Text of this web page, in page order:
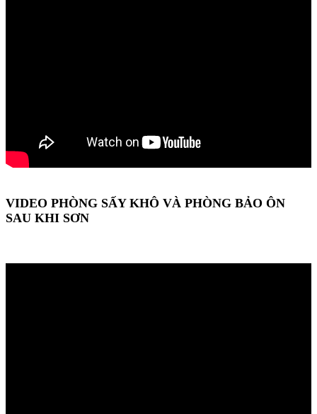
VIDEO PHÒNG SẤY KHÔ VÀ PHÒNG BẢO ÔN
SAU KHI SƠN